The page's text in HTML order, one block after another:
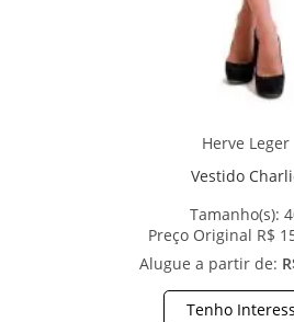
Herve Leger
Vestido
Tamanho(s):
Preço Original R$
Alugue a partir de:
Tenho